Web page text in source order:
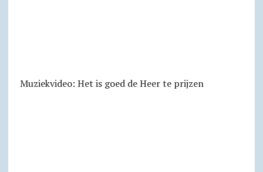
Muziekvideo: Het is goed de Heer te prijzen